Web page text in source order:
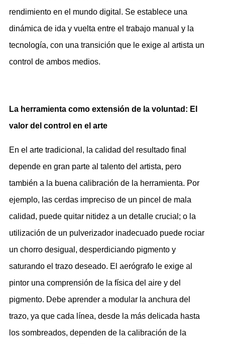
rendimiento en el mundo digital. Se establece una
dinámica de ida y vuelta entre el trabajo manual y la
tecnología, con una transición que le exige al artista un
control de ambos medios.
La herramienta como extensión de la voluntad: El
valor del control en el arte
En el arte tradicional, la calidad del resultado final
depende en gran parte al talento del artista, pero
también a la buena calibración de la herramienta. Por
ejemplo, las cerdas impreciso de un pincel de mala
calidad, puede quitar nitidez a un detalle crucial; o la
utilización de un pulverizador inadecuado puede rociar
un chorro desigual, desperdiciando pigmento y
saturando el trazo deseado. El aerógrafo le exige al
pintor una comprensión de la física del aire y del
pigmento. Debe aprender a modular la anchura del
trazo, ya que cada línea, desde la más delicada hasta
los sombreados, dependen de la calibración de la